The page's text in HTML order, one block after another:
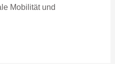
Mobilität und